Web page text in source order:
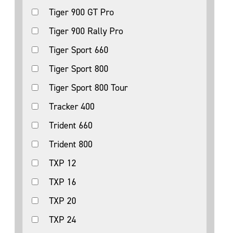
Tiger 900 GT Pro
Tiger 900 Rally Pro
Tiger Sport 660
Tiger Sport 800
Tiger Sport 800 Tour
Tracker 400
Trident 660
Trident 800
TXP 12
TXP 16
TXP 20
TXP 24